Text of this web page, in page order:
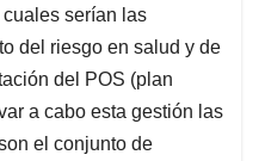
serían las
del riesgo en salud y de
del POS (plan
a cabo esta gestión las
el conjunto de